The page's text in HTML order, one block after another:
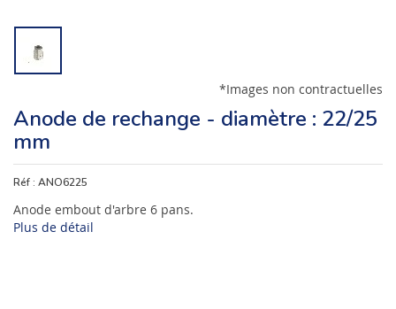
*Images non contractuelles
Anode de rechange - diamètre : 22/25
mm
Réf : ANO6225
Anode embout d'arbre 6 pans.
Plus de détail